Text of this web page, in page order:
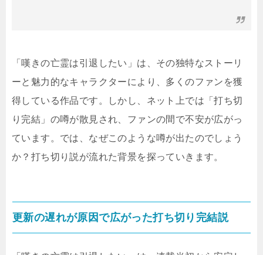
「嘆きの亡霊は引退したい」は、その独特なストーリ
ーと魅力的なキャラクターにより、多くのファンを獲
得している作品です。しかし、ネット上では「打ち切
り完結」の噂が散見され、ファンの間で不安が広がっ
ています。では、なぜこのような噂が出たのでしょう
か？打ち切り説が流れた背景を探っていきます。
更新の遅れが原因で広がった打ち切り完結説